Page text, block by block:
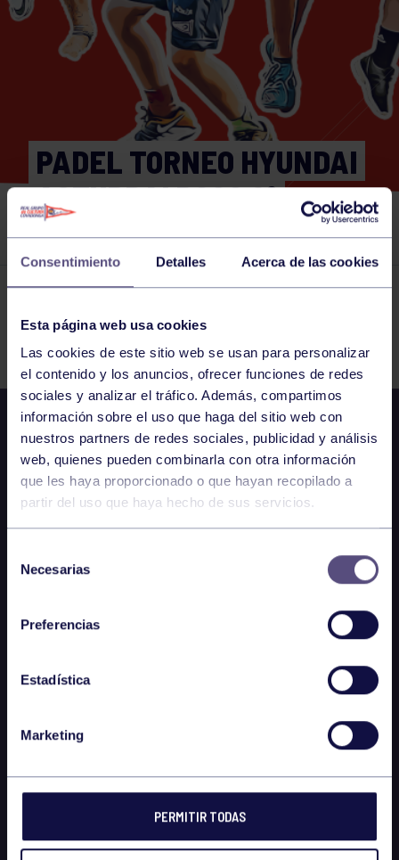
Consentimiento Detalles Acerca de las cookies
Esta página web usa cookies
Las cookies de este sitio web se usan para personalizar
el contenido y los anuncios, ofrecer funciones de redes
sociales y analizar el tráfico. Además, compartimos
información sobre el uso que haga del sitio web con
nuestros partners de redes sociales, publicidad y análisis
web, quienes pueden combinarla con otra información
que les haya proporcionado o que hayan recopilado a
partir del uso que haya hecho de sus servicios.
Necesarias
Preferencias
Estadística
Marketing
PERMITIR TODAS
PADEL TORNEO HYUNDAI
ASTURDAI RGCC 2ª
FEMENINA SOCIAS